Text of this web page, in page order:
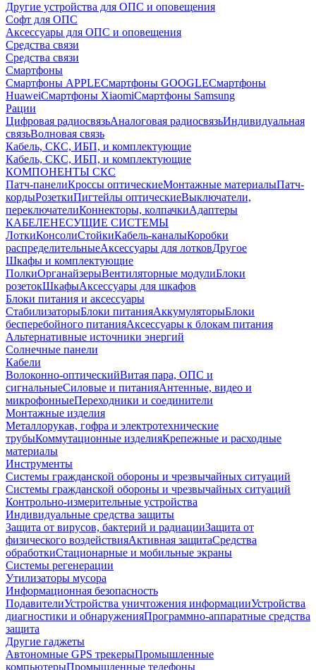
Другие устройства для ОПС и оповещения
Софт для ОПС
Аксессуары для ОПС и оповещения
Средства связи
Средства связи
Смартфоны
Смартфоны APPLEСмартфоны GOOGLEСмартфоны
HuaweiСмартфоны XiaomiСмартфоны Samsung
Рации
Цифровая радиосвязьАналоговая радиосвязьИндивидуальная
связьВолновая связь
Кабель, СКС, ИБП, и комплектующие
Кабель, СКС, ИБП, и комплектующие
КОМПОНЕНТЫ СКС
Патч-панелиКроссы оптическиеМонтажные материалыПатч-
кордыРозеткиПигтейлы оптическиеВыключатели,
переключателиКоннекторы, колпачкиАдаптеры
КАБЕЛЕНЕСУЩИЕ СИСТЕМЫ
ЛоткиКонсолиСтойкиКабель-каналыКоробки
распределительныеАксессуары для лотковДругое
Шкафы и комплектующие
ПолкиОрганайзерыВентиляторные модулиБлоки
розетокШкафыАксессуары для шкафов
Блоки питания и аксессуары
СтабилизаторыБлоки питанияАккумуляторыБлоки
бесперебойного питанияАксессуары к блокам питания
Альтернативные источники энергий
Солнечные панели
Кабели
Волоконно-оптическийВитая пара, ОПС и
сигнальныеСиловые и питанияАнтенные, видео и
микрофонныеПереходники и соединители
Монтажные изделия
Металлорукав, гофра и электротехнические
трубыКоммутационные изделияКрепежные и расходные
материалы
Инструменты
Системы гражданской обороны и чрезвычайных ситуаций
Системы гражданской обороны и чрезвычайных ситуаций
Контрольно-измерительные устройства
Индивидуальные средства защиты
Защита от вирусов, бактерий и радиацииЗащита от
физического воздействияАктивная защитаСредства
обработкиСтационарные и мобильные экраны
Системы регенерации
Утилизаторы мусора
Информационная безопасность
ПодавителиУстройства уничтожения информацииУстройства
диагностики и обнаруженияПрограммно-аппаратные средства
защита
Другие гаджеты
Автономные GPS трекерыПромышленные
компьютерыПромышленные телефоны